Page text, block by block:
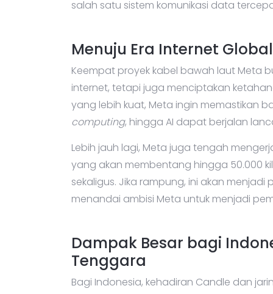
salah satu sistem komunikasi data
Menuju Era Internet
Keempat proyek kabel bawah laut Meta
internet, tetapi juga menciptakan
yang lebih kuat, Meta ingin memastikan
computing, hingga AI dapat berjalan
Lebih jauh lagi, Meta juga tengah
yang akan membentang hingga 50.000
sekaligus. Jika rampung, ini akan
menandai ambisi Meta untuk menjadi
Dampak Besar bagi
Tenggara
Bagi Indonesia, kehadiran Candle dan